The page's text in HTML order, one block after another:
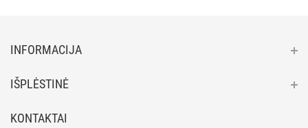
INFORMACIJA
IŠPLĖSTINĖ
KONTAKTAI